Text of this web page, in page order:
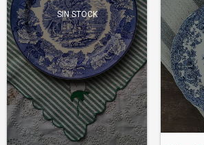
SIN STOCK